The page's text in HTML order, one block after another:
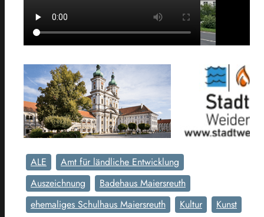
ALE
Amt für ländliche Entwicklung
Auszeichnung
Badehaus Maiersreuth
ehemaliges Schulhaus Maiersreuth
Kultur
Kunst